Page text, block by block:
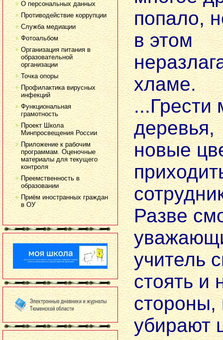
О персональных данных
Противодействие коррупции
Служба медиации
Фотоальбом
Организация питания в
образовательной
организации
Точка опоры
Профилактика вирусных
инфекций
Функциональная
грамотность
Проект Школа
Минпросвещения России
Приложение к рабочим
программам. Оценочные
материалы для текущего
контроля
Преемственность в
образовании
Приём иностранных граждан
в ОУ
попало,
в этом
хламе.
...Грести
деревья,
новые
Разве
учитель
стоять и
стороны,
убирают